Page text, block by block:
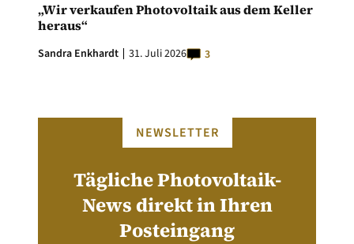
„Wir verkaufen Photovoltaik aus dem Keller
heraus“
Sandra Enkhardt 31. Juli 2026 3
NEWSLETTER
Tägliche Photovoltaik-
News direkt in Ihren
Posteingang